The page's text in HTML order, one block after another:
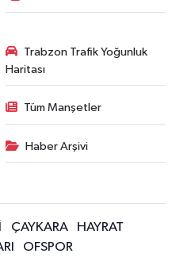
Trabzon Trafik Yoğunluk
Haritası
Tüm Manşetler
Haber Arşivi
ÇAYKARA
HAYRAT
OFSPOR